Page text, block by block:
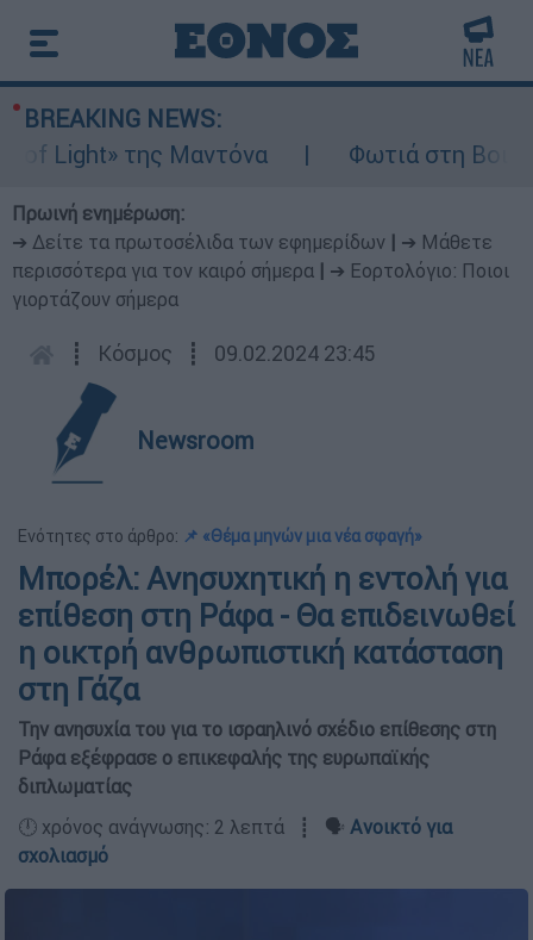
BREAKING NEWS:
Light» της Μαντόνα
Φωτιά στη
Πρωινή ενημέρωση:
➔ Δείτε τα πρωτοσέλιδα των εφημερίδων
➔ Μάθετε
περισσότερα για τον καιρό σήμερα
➔ Εορτολόγιο: Ποιοι
γιορτάζουν σήμερα
┋ Κόσμος ┋ 09.02.2024 23:45
Newsroom
Ενότητες στο άρθρο: 📌 «Θέμα μηνών μια νέα σφαγή»
Μπορέλ: Ανησυχητική η εντολή για
επίθεση στη Ράφα - Θα επιδεινωθεί
η οικτρή ανθρωπιστική κατάσταση
στη Γάζα
Την ανησυχία του για το ισραηλινό σχέδιο επίθεσης στη
Ράφα εξέφρασε ο επικεφαλής της ευρωπαϊκής
διπλωματίας
🕛 χρόνος ανάγνωσης: 2 λεπτά ┋ 🗣️ Ανοικτό για
σχολιασμό